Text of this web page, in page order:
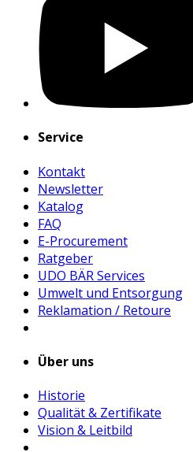
Service
Kontakt
Newsletter
Katalog
FAQ
E-Procurement
Ratgeber
UDO BÄR Services
Umwelt und Entsorgung
Reklamation / Retoure
Über uns
Historie
Qualität & Zertifikate
Vision & Leitbild